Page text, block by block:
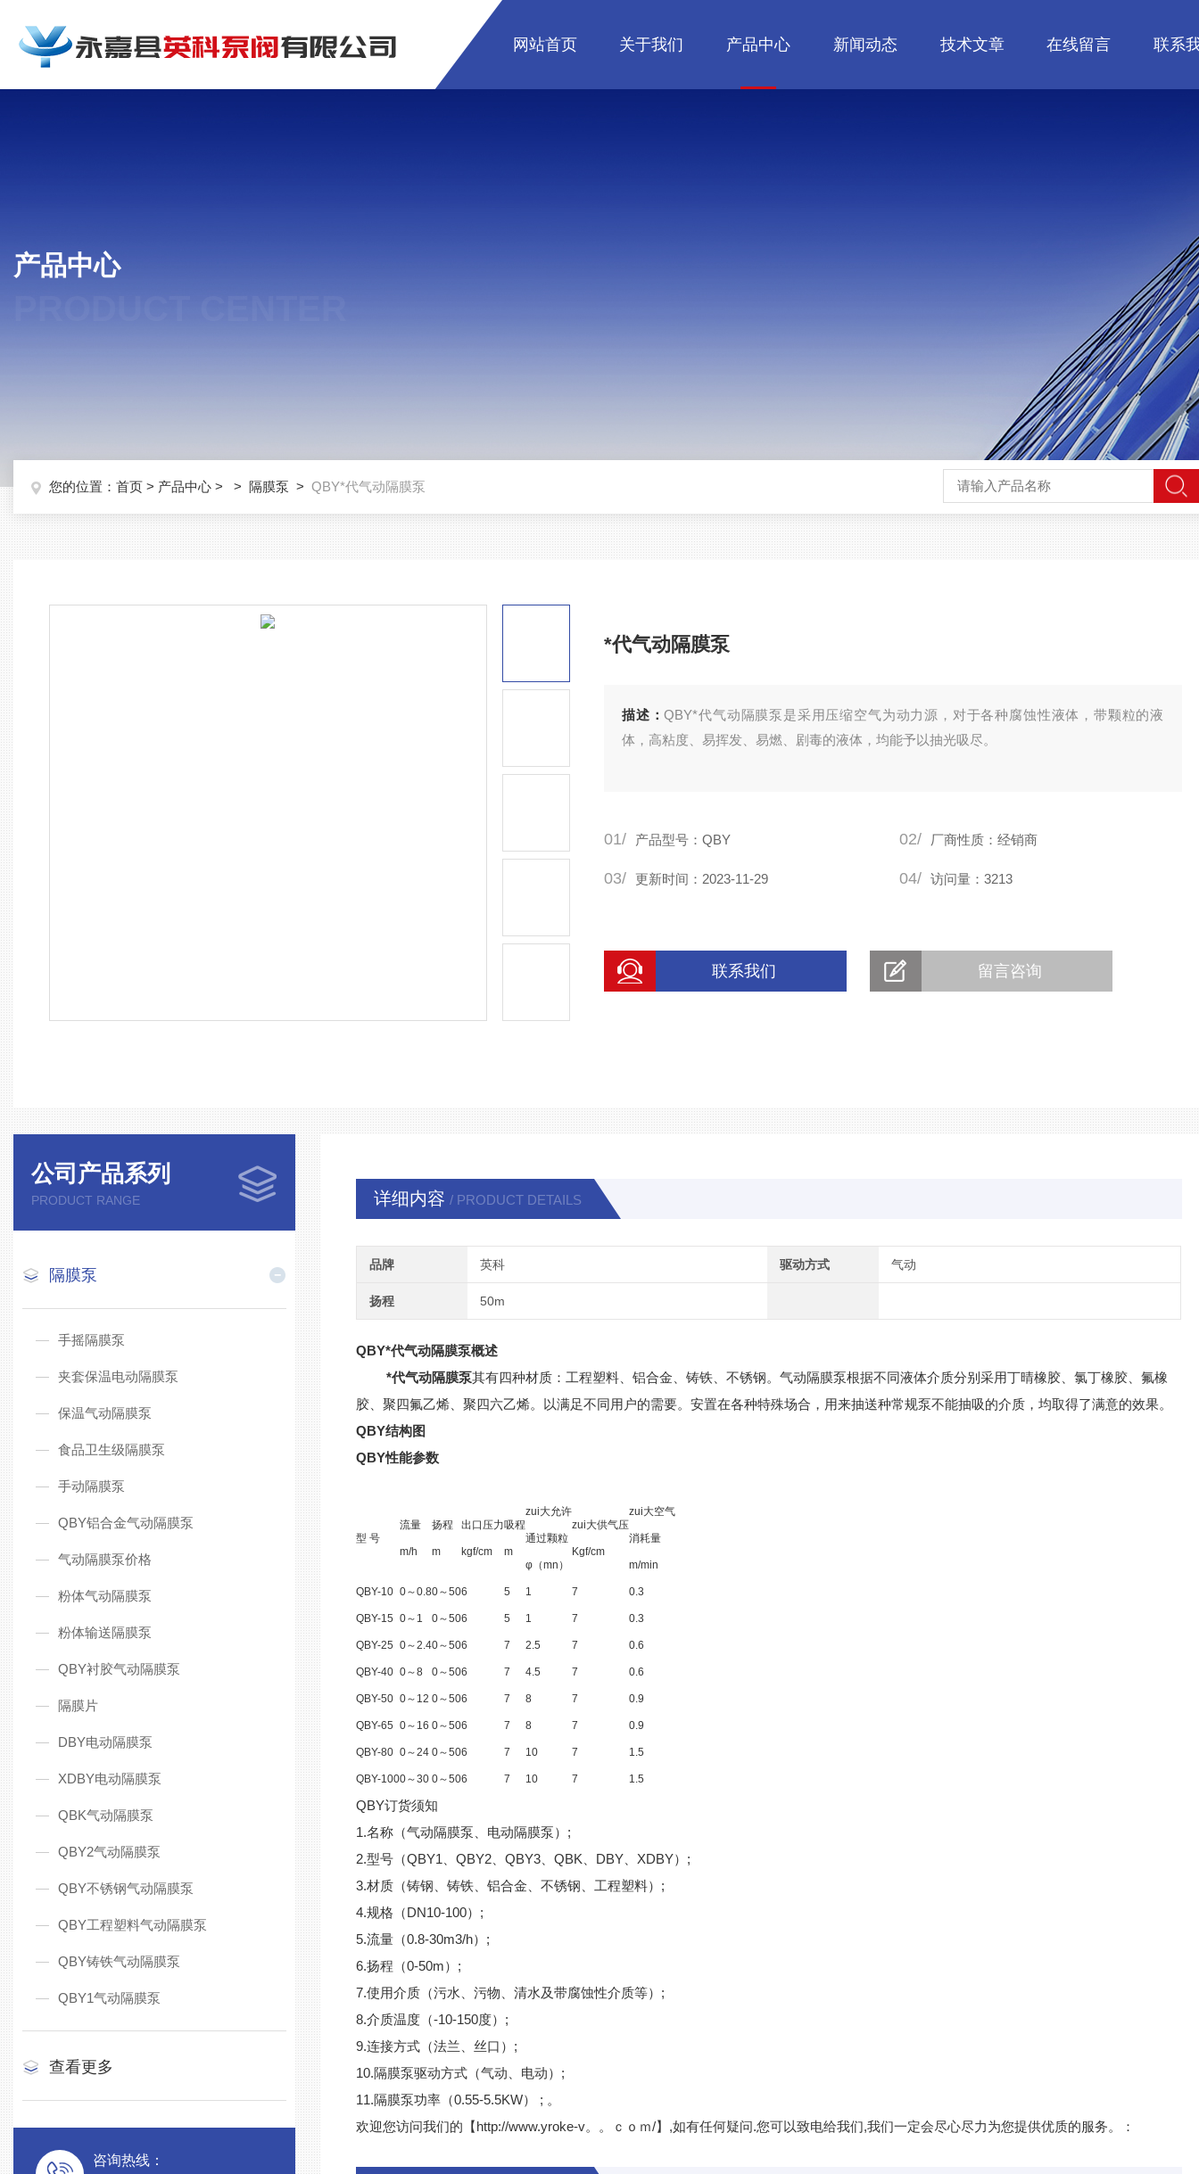
网站首页 关于我们 产品中心 新闻动态 技术文章 在线留言 联系
产品中心
您的位置： 首页 > 产品中心 > > 隔膜泵 > QBY*代气动隔膜泵
*代气动隔膜泵
描述：QBY*代气动隔膜泵是采用压缩空气为动力源，对于各种腐蚀性液体，带颗粒的液
体，高粘度、易挥发、易燃、剧毒的液体，均能予以抽光吸尽。
01/ 产品型号：QBY 02/ 厂商性质：经销商
03/ 更新时间：2023-11-29 04/ 访问量：3213
联系我们 留言咨询
公司产品系列
PRODUCT RANGE
隔膜泵
手摇隔膜泵
夹套保温电动隔膜泵
保温气动隔膜泵
食品卫生级隔膜泵
手动隔膜泵
QBY铝合金气动隔膜泵
气动隔膜泵价格
粉体气动隔膜泵
粉体输送隔膜泵
QBY衬胶气动隔膜泵
隔膜片
DBY电动隔膜泵
XDBY电动隔膜泵
QBK气动隔膜泵
QBY2气动隔膜泵
QBY不锈钢气动隔膜泵
QBY工程塑料气动隔膜泵
QBY铸铁气动隔膜泵
QBY1气动隔膜泵
查看更多
咨询热线：
详细内容 / PRODUCT DETAILS
品牌 英科 驱动方式 气动
扬程 50m
QBY*代气动隔膜泵概述
*代气动隔膜泵其有四种材质：工程塑料、铝合金、铸铁、不锈钢。气动隔膜泵根据不同液体介质分别采用丁晴橡胶、氯丁橡胶、氟橡
胶、聚四氟乙烯、聚四六乙烯。以满足不同用户的需要。安置在各种特殊场合，用来抽送种常规泵不能抽吸的介质，均取得了满意的效果。
QBY结构图
QBY性能参数
型 号
流量
m/h
扬程
m
出口压力
kgf/cm
吸程
m
zui大允许
通过颗粒
φ（mn）
zui大供气压
Kgf/cm
zui大空气
消耗量
m/min
QBY-10 0～0.80～506 5 1 7 0.3
QBY-15 0～1 0～506 5 1 7 0.3
QBY-25 0～2.40～506 7 2.5 7 0.6
QBY-40 0～8 0～506 7 4.5 7 0.6
QBY-50 0～12 0～506 7 8 7 0.9
QBY-65 0～16 0～506 7 8 7 0.9
QBY-80 0～24 0～506 7 10 7 1.5
QBY-1000～30 0～506 7 10 7 1.5
QBY订货须知
1.名称（气动隔膜泵、电动隔膜泵）;
2.型号（QBY1、QBY2、QBY3、QBK、DBY、XDBY）;
3.材质（铸钢、铸铁、铝合金、不锈钢、工程塑料）;
4.规格（DN10-100）;
5.流量（0.8-30m3/h）;
6.扬程（0-50m）;
7.使用介质（污水、污物、清水及带腐蚀性介质等）;
8.介质温度（-10-150度）;
9.连接方式（法兰、丝口）;
10.隔膜泵驱动方式（气动、电动）;
11.隔膜泵功率（0.55-5.5KW） ; 。
欢迎您访问我们的【http://www.yroke-v。。ｃｏｍ/】,如有任何疑问.您可以致电给我们,我们一定会尽心尽力为您提供优质的服务。：